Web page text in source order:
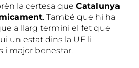
la certesa queCatalunya
. També que hi ha
a llarg termini el fet que
un estat dins la UE li
i major benestar.